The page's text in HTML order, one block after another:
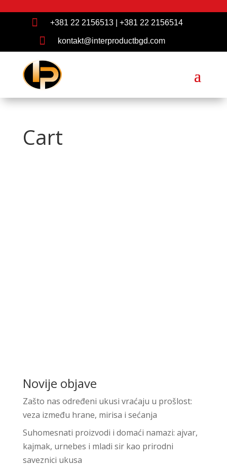
 +381 22 2156513| +381 22 2156514
 kontakt@interproductbgd.com
Cart
Novije objave
Zašto nas određeni ukusi vraćaju u prošlost:
veza između hrane, mirisa i sećanja
Suhomesnati proizvodi i domaći namazi: ajvar,
kajmak, urnebes i mladi sir kao prirodni
saveznici ukusa